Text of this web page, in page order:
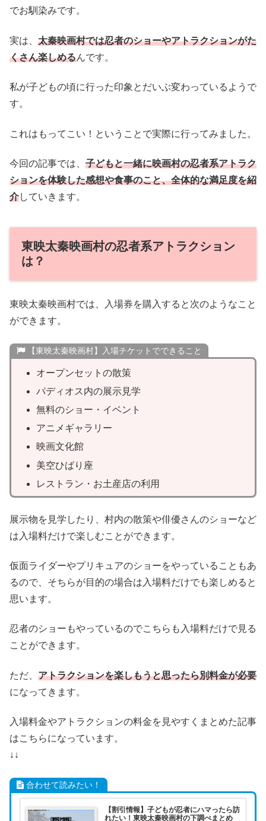
でお馴染みです。
実は、 太秦映画村では忍者のショーやアトラクションがた
くさん楽しめるんです。
私が子どもの頃に行った印象とだいぶ変わっているようで
す。
これはもってこい！ということで実際に行ってみました。
今回の記事では、 子どもと一緒に映画村の忍者系アトラク
ションを体験した感想や食事のこと、全体的な満足度を紹
介していきます。
東映太秦映画村の忍者系アトラクション
は？
東映太秦映画村では、入場券を購入すると次のようなこと
ができます。
【東映太秦映画村】入場チケットでできること
オープンセットの散策
パディオス内の展示見学
無料のショー・イベント
アニメギャラリー
映画文化館
美空ひばり座
レストラン・お土産店の利用
展示物を見学したり、村内の散策や俳優さんのショーなど
は入場料だけで楽しむことができます。
仮面ライダーやプリキュアのショーをやっていることもあ
るので、そちらが目的の場合は入場料だけでも楽しめると
思います。
忍者のショーもやっているのでこちらも入場料だけで見る
ことができます。
ただ、 アトラクションを楽しもうと思ったら別料金が必要
になってきます。
入場料金やアトラクションの料金を見やすくまとめた記事
はこちらになっています。
↓↓
合わせて読みたい！
【割引情報】子どもが忍者にハマったら訪
れたい！東映太秦映画村の下調べまとめ